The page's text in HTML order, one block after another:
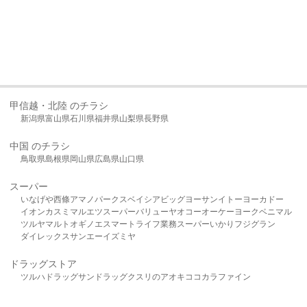
甲信越・北陸 のチラシ
新潟県富山県石川県福井県山梨県長野県
中国 のチラシ
鳥取県島根県岡山県広島県山口県
スーパー
いなげや西條アマノパークスベイシア ビッグヨーサンイトーヨーカドー
イオンカスミ マルエツスーパーバリューヤオコーオーケー ヨークベニマル
ツルヤマルト オギノ エスマート ライフ業務スーパーいかり フジグラン
ダイレックスサンエーイズミヤ
ドラッグストア
ツルハドラッグサンドラッグクスリのアオキ ココカラファイン